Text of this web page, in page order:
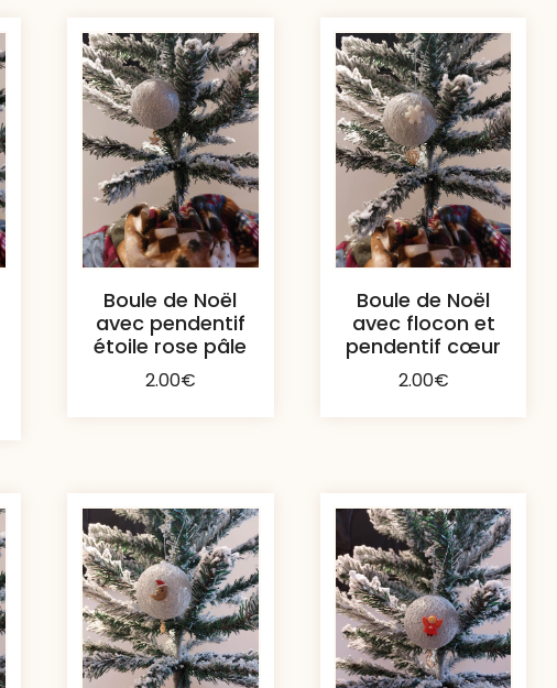
Boule de Noël
avec pendentif
étoile rose pâle
2.00€
Boule de Noël
avec flocon et
pendentif cœur
2.00€